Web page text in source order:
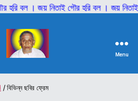
জয় নিতাই গৌর হরি বল । জয় নিতাই গৌর
শ্রী
আনিল
বাবাজী
Menu
/ বিভিন্ন ছবির ফ্রেম